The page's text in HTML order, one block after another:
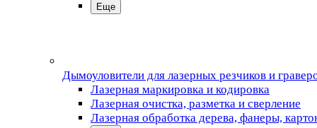
Еще
Дымоуловители для лазерных резчиков и
Лазерная маркировка и кодировка
Лазерная очистка, разметка и сверление
Лазерная обработка дерева, фанеры,